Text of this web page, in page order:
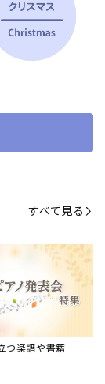
すべて見る
つ楽譜や書籍